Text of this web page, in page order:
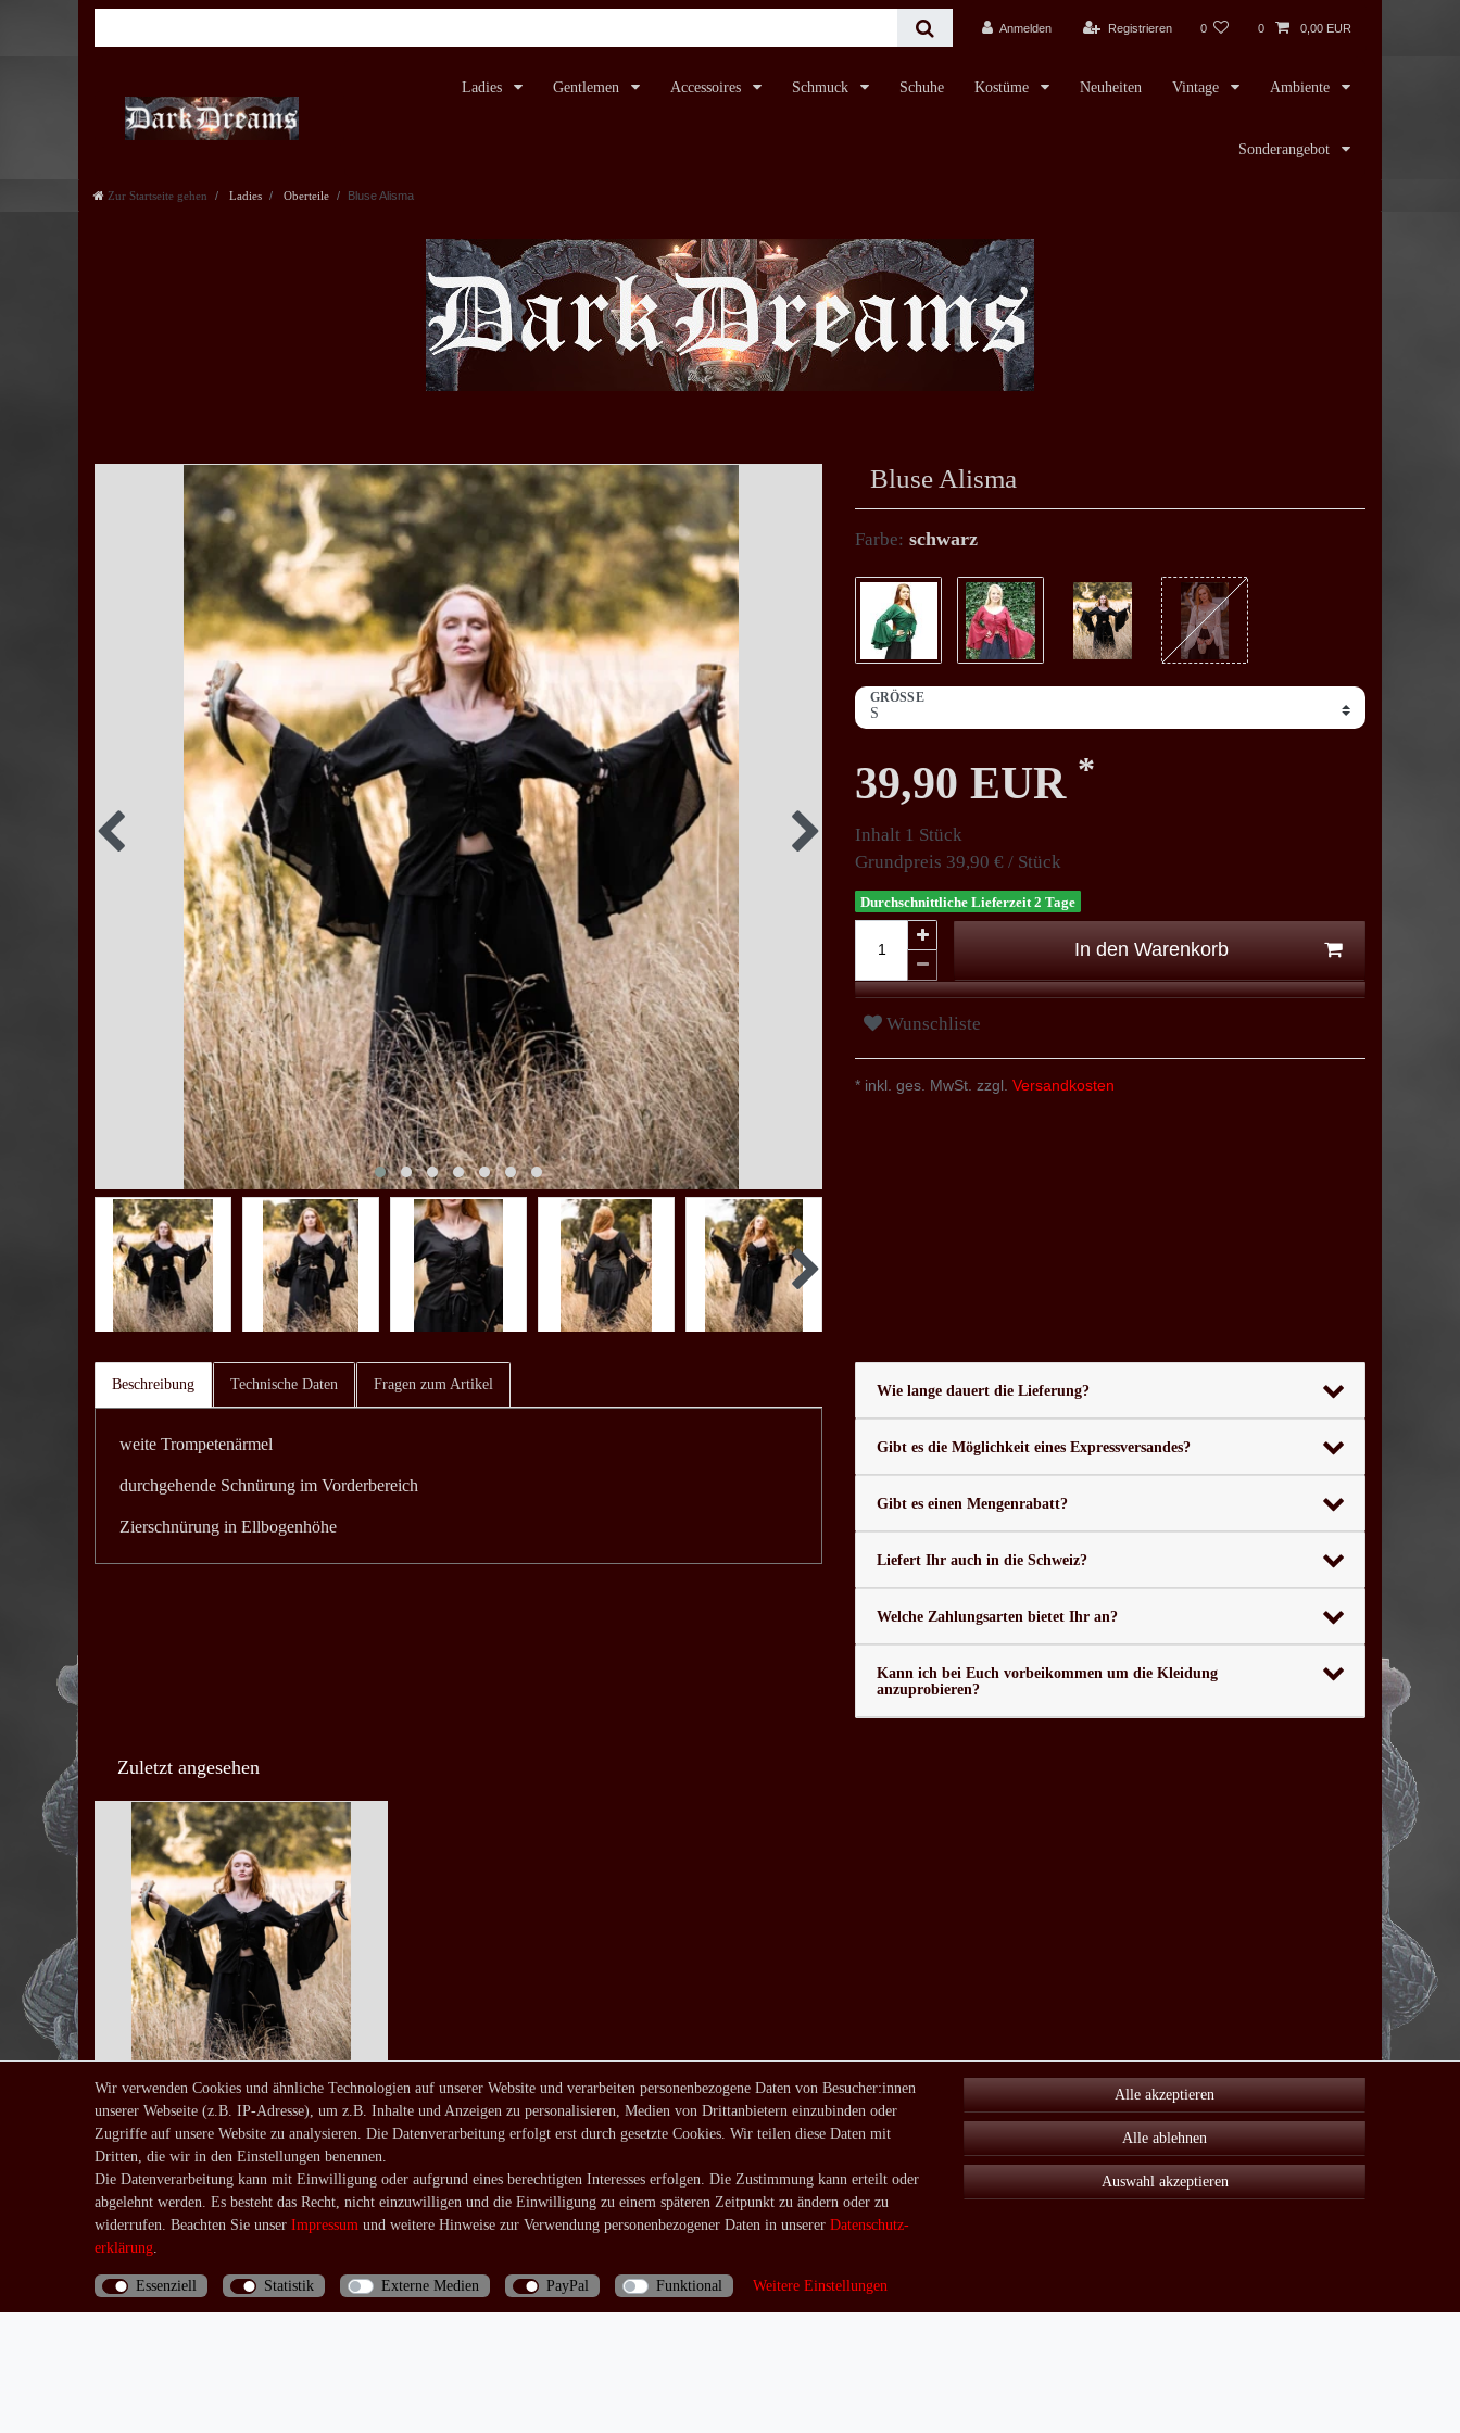
Anmelden Registrieren 0 0 0,00 EUR
Ladies Gentlemen Accessoires Schmuck Schuhe Kostüme Neuheiten Vintage Ambiente
Sonderangebot
Zur Startseite gehen Ladies Oberteile Bluse Alisma
Bluse Alisma
Farbe: schwarz
GRÖSSE
39,90 EUR *
Inhalt 1 Stück
Grundpreis 39,90 € / Stück
Durchschnittliche Lieferzeit 2 Tage
In den Warenkorb
Wunschliste
* inkl. ges. MwSt. zzgl. Versandkosten
Beschreibung Technische Daten Fragen zum Artikel
weite Trompetenärmel
durchgehende Schnürung im Vorderbereich
Zierschnürung in Ellbogenhöhe
Wie lange dauert die Lieferung?
Gibt es die Möglichkeit eines Expressversandes?
Gibt es einen Mengenrabatt?
Liefert Ihr auch in die Schweiz?
Welche Zahlungsarten bietet Ihr an?
Kann ich bei Euch vorbeikommen um die Kleidung
anzuprobieren?
Zuletzt angesehen
Bluse Alisma
ab 39,90 € *
*inkl. ges. MwSt.zzgl.
Versandkosten
Wir verwenden Cookies und ähnliche Technologien auf unserer Website und verarbeiten personenbezogene Daten von Besucher:innen
unserer Webseite (z.B. IP-Adresse), um z.B. Inhalte und Anzeigen zu personalisieren, Medien von Drittanbietern einzubinden oder
Zugriffe auf unsere Website zu analysieren. Die Datenverarbeitung erfolgt erst durch gesetzte Cookies. Wir teilen diese Daten mit
Dritten, die wir in den Einstellungen benennen.
Die Datenverarbeitung kann mit Einwilligung oder aufgrund eines berechtigten Interesses erfolgen. Die Zustimmung kann erteilt oder
abgelehnt werden. Es besteht das Recht, nicht einzuwilligen und die Einwilligung zu einem späteren Zeitpunkt zu ändern oder zu
widerrufen. Beachten Sie unser Impressum und weitere Hinweise zur Verwendung personenbezogener Daten in unserer Daten­schutz­
erklärung.
Essenziell Statistik Externe Medien PayPal Funktional Weitere Einstellungen
Alle akzeptieren
Alle ablehnen
Auswahl akzeptieren